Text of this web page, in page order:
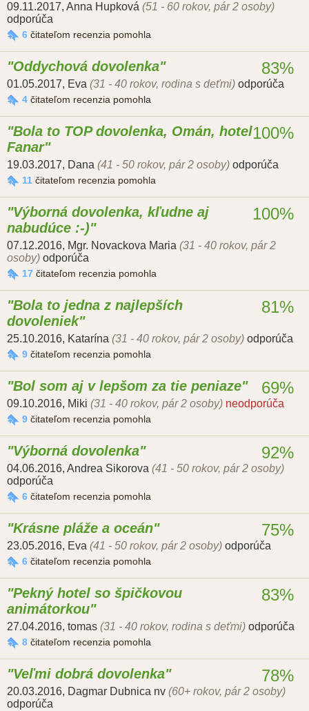
09.11.2017, Anna Hupková (51 - 60 rokov, pár 2 osoby)
odporúča
6 čitateľom recenzia pomohla
Oddychová dovolenka
01.05.2017, Eva (31 - 40 rokov, rodina s deťmi) odporúča
4 čitateľom recenzia pomohla
83%
Bola to TOP dovolenka, Omán, hotel
Fanar
19.03.2017, Dana (41 - 50 rokov, pár 2 osoby) odporúča
11 čitateľom recenzia pomohla
100%
Výborná dovolenka, kľudne aj
nabudúce :-)
07.12.2016, Mgr. Novackova Maria (31 - 40 rokov, pár 2
osoby) odporúča
17 čitateľom recenzia pomohla
100%
Bola to jedna z najlepších
dovoleniek
25.10.2016, Katarína (31 - 40 rokov, pár 2 osoby) odporúča
9 čitateľom recenzia pomohla
81%
Bol som aj v lepšom za tie peniaze
09.10.2016, Miki (31 - 40 rokov, pár 2 osoby) neodporúča
9 čitateľom recenzia pomohla
69%
Výborná dovolenka
04.06.2016, Andrea Sikorova (41 - 50 rokov, pár 2 osoby)
odporúča
6 čitateľom recenzia pomohla
92%
Krásne pláže a oceán
23.05.2016, Eva (41 - 50 rokov, pár 2 osoby) odporúča
6 čitateľom recenzia pomohla
75%
Pekný hotel so špičkovou
animátorkou
27.04.2016, tomas (31 - 40 rokov, rodina s deťmi) odporúča
8 čitateľom recenzia pomohla
83%
Veľmi dobrá dovolenka
20.03.2016, Dagmar Dubnica nv (60+ rokov, pár 2 osoby)
odporúča
78%